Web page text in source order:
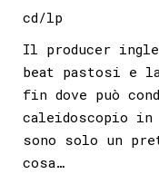
cd/lp
Il producer
beat pastosi e
fin dove può
caleidoscopio
sono solo un
cosa…